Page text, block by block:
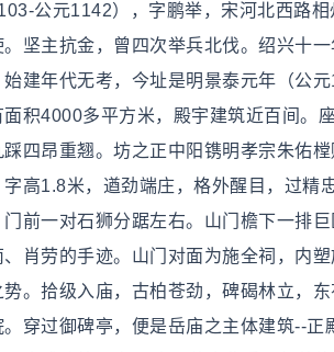
公元1142），字鹏举，宋河北西路
。坚主抗金，曾四次举兵北伐。绍兴十
始建年代无考，今址是明景泰元年（公
面积4000多平方米，殿宇建筑近百间。
踩四昂重翘。坊之正中阳镌明孝宗朱佑
字高1.8米，遒劲端庄，格外醒目，过精
门前一对石狮分踞左右。山门檐下一排
、肖劳的手迹。山门对面为施全祠，内
势。拾级入庙，古柏苍劲，碑碣林立，
。穿过御碑亭，便是岳庙之主体建筑--